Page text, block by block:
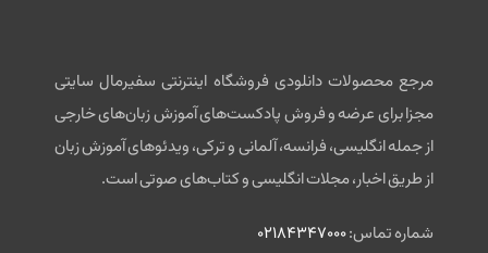
مرجع محصولات دانلودی فروشگاه اینترنتی سفیرمال سایتی
مجزا برای عرضه و فروش پادکست‌های آموزش زبان‌های خارجی
از جمله انگلیسی، فرانسه، آلمانی و ترکی، ویدئوهای آموزش زبان
از طریق اخبار، مجلات انگلیسی و کتاب‌های صوتی است.
شماره تماس:02184347000